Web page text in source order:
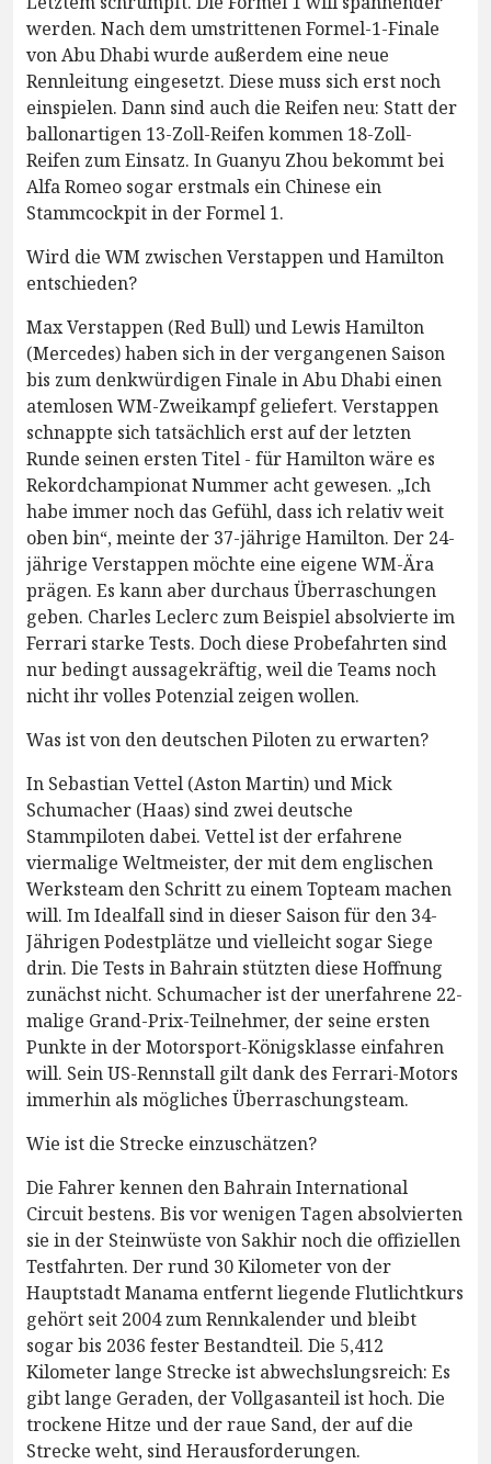
werden. Nach dem umstrittenen Formel-1-Finale
von Abu Dhabi wurde außerdem eine neue
Rennleitung eingesetzt. Diese muss sich erst noch
einspielen. Dann sind auch die Reifen neu: Statt der
ballonartigen 13-Zoll-Reifen kommen 18-Zoll-
Reifen zum Einsatz. In Guanyu Zhou bekommt bei
Alfa Romeo sogar erstmals ein Chinese ein
Stammcockpit in der Formel 1.
Wird die WM zwischen Verstappen und Hamilton
entschieden?
Max Verstappen (Red Bull) und Lewis Hamilton
(Mercedes) haben sich in der vergangenen Saison
bis zum denkwürdigen Finale in Abu Dhabi einen
atemlosen WM-Zweikampf geliefert. Verstappen
schnappte sich tatsächlich erst auf der letzten
Runde seinen ersten Titel - für Hamilton wäre es
Rekordchampionat Nummer acht gewesen. „Ich
habe immer noch das Gefühl, dass ich relativ weit
oben bin“, meinte der 37-jährige Hamilton. Der 24-
jährige Verstappen möchte eine eigene WM-Ära
prägen. Es kann aber durchaus Überraschungen
geben. Charles Leclerc zum Beispiel absolvierte im
Ferrari starke Tests. Doch diese Probefahrten sind
nur bedingt aussagekräftig, weil die Teams noch
nicht ihr volles Potenzial zeigen wollen.
Was ist von den deutschen Piloten zu erwarten?
In Sebastian Vettel (Aston Martin) und Mick
Schumacher (Haas) sind zwei deutsche
Stammpiloten dabei. Vettel ist der erfahrene
viermalige Weltmeister, der mit dem englischen
Werksteam den Schritt zu einem Topteam machen
will. Im Idealfall sind in dieser Saison für den 34-
Jährigen Podestplätze und vielleicht sogar Siege
drin. Die Tests in Bahrain stützten diese Hoffnung
zunächst nicht. Schumacher ist der unerfahrene 22-
malige Grand-Prix-Teilnehmer, der seine ersten
Punkte in der Motorsport-Königsklasse einfahren
will. Sein US-Rennstall gilt dank des Ferrari-Motors
immerhin als mögliches Überraschungsteam.
Wie ist die Strecke einzuschätzen?
Die Fahrer kennen den Bahrain International
Circuit bestens. Bis vor wenigen Tagen absolvierten
sie in der Steinwüste von Sakhir noch die offiziellen
Testfahrten. Der rund 30 Kilometer von der
Hauptstadt Manama entfernt liegende Flutlichtkurs
gehört seit 2004 zum Rennkalender und bleibt
sogar bis 2036 fester Bestandteil. Die 5,412
Kilometer lange Strecke ist abwechslungsreich: Es
gibt lange Geraden, der Vollgasanteil ist hoch. Die
trockene Hitze und der raue Sand, der auf die
Strecke weht, sind Herausforderungen.